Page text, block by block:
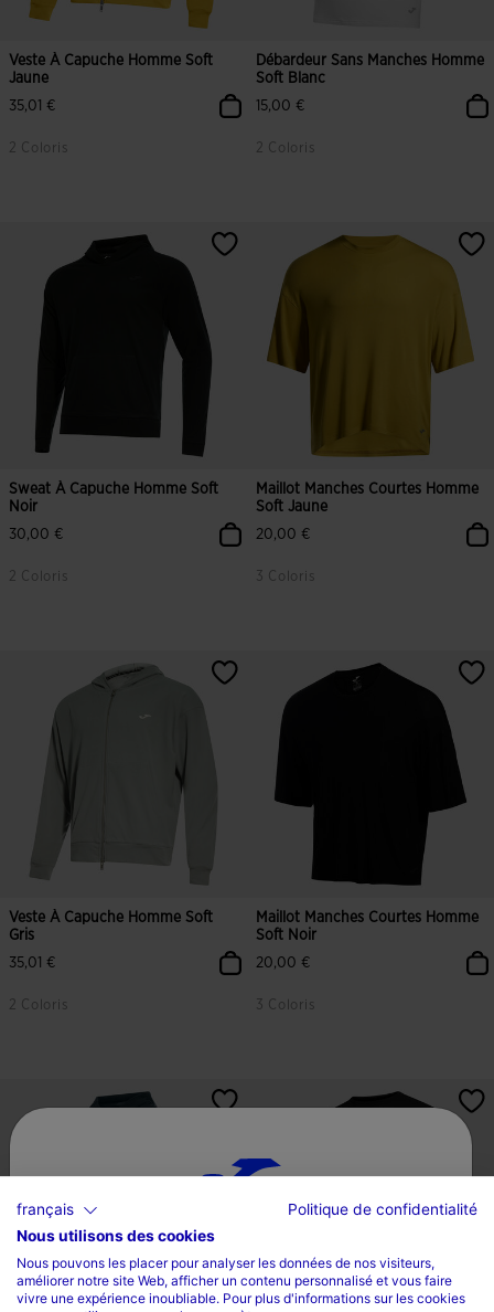
Veste À Capuche Homme Soft
Jaune
35,01 €
2 Coloris
Débardeur Sans Manches Homme
Soft Blanc
15,00 €
2 Coloris
Sweat À Capuche Homme Soft
Noir
30,00 €
2 Coloris
Maillot Manches Courtes Homme
Soft Jaune
20,00 €
3 Coloris
Veste À Capuche Homme Soft
Gris
35,01 €
2 Coloris
Maillot Manches Courtes Homme
Soft Noir
20,00 €
3 Coloris
Sélectionnez un pays et une langue
Pays
français
Politique de confidentialité
Nous utilisons des cookies
Nous pouvons les placer pour analyser les données de nos visiteurs,
améliorer notre site Web, afficher un contenu personnalisé et vous faire
vivre une expérience inoubliable. Pour plus d'informations sur les cookies